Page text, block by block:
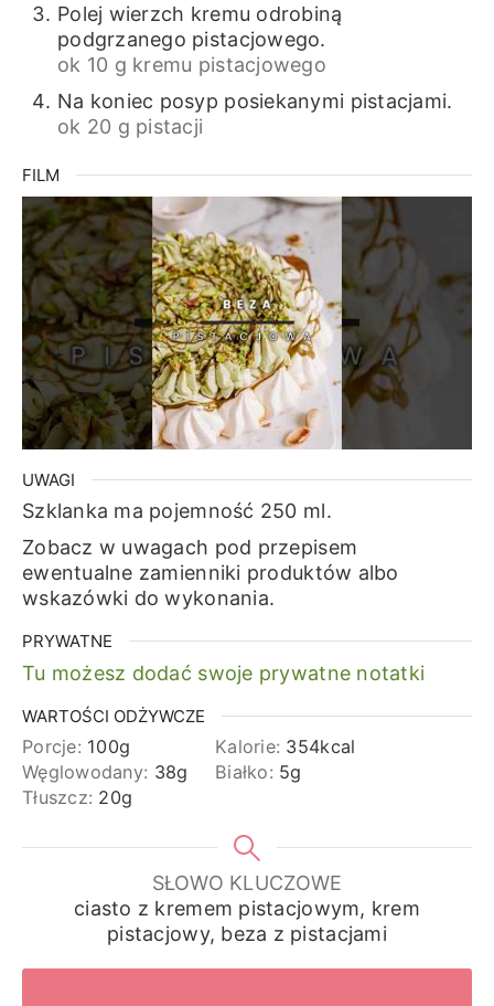
Polej wierzch kremu odrobiną
podgrzanego pistacjowego.
ok 10 g kremu pistacjowego
Na koniec posyp posiekanymi pistacjami.
ok 20 g pistacji
FILM
UWAGI
Szklanka ma pojemność 250 ml.
Zobacz w uwagach pod przepisem
ewentualne zamienniki produktów albo
wskazówki do wykonania.
PRYWATNE
Tu możesz dodać swoje prywatne notatki
WARTOŚCI ODŻYWCZE
Porcje: 100g Kalorie: 354kcal
Węglowodany: 38g Białko: 5g
Tłuszcz: 20g
SŁOWO KLUCZOWE
ciasto z kremem pistacjowym, krem
pistacjowy, beza z pistacjami